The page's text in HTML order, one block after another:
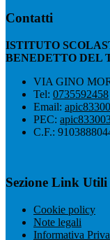
Contatti
ISTITUTO
BENEDETTO DEL
VIA GINO
Tel: 0735592458
Email:
PEC:
C.F.:
Sezione Link Utili
Cookie policy
Note legali
Informativa